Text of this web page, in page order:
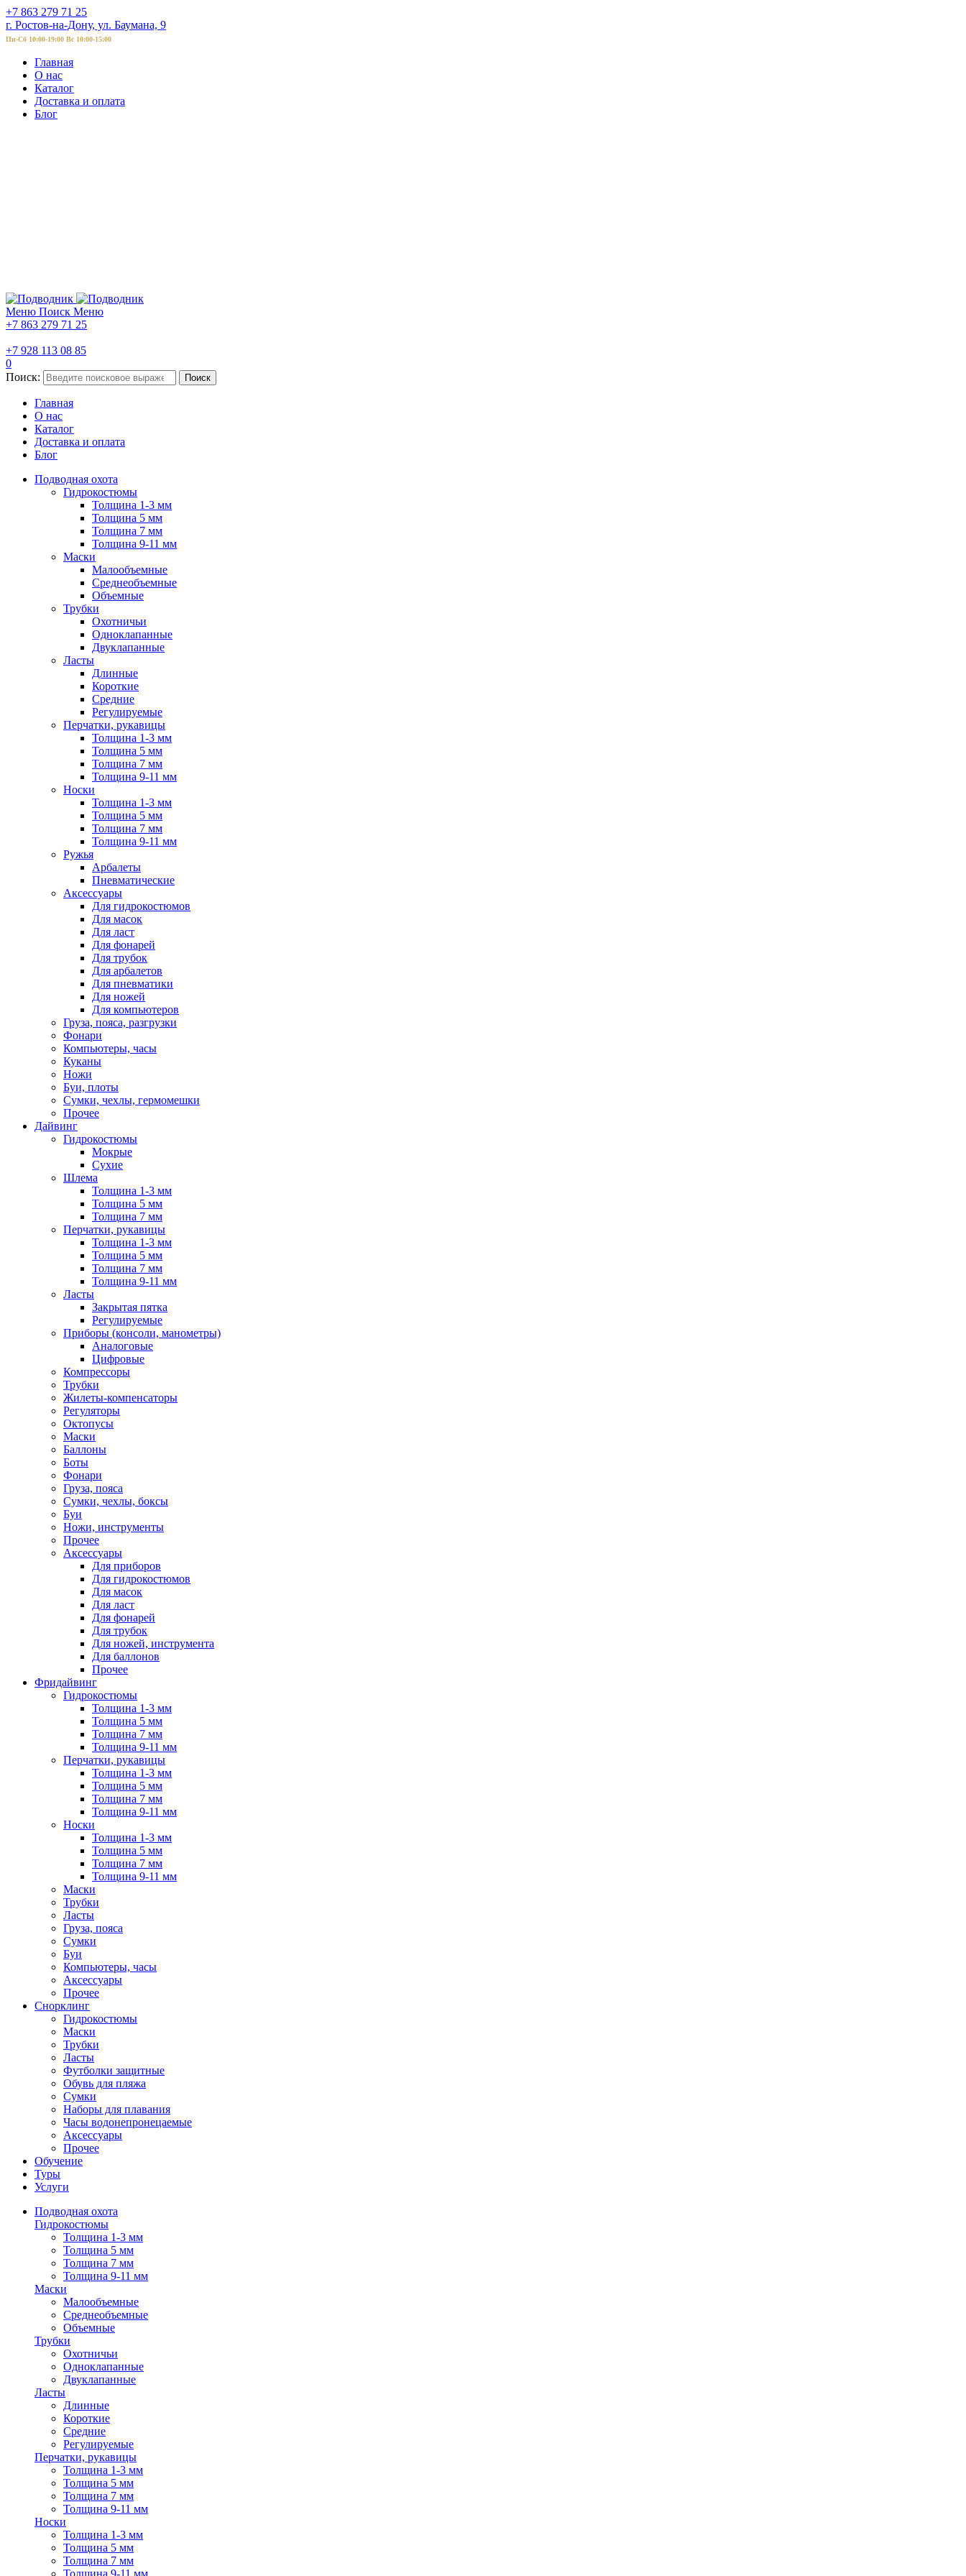
+7 863 279 71 25
г. Ростов-на-Дону, ул. Баумана, 9
Пн-Сб 10:00-19:00 Вс 10:00-15:00
Главная
О нас
Каталог
Доставка и оплата
Блог
Меню Поиск Меню
+7 863 279 71 25
+7 928 113 08 85
0
Поиск:
Поиск
Главная
О нас
Каталог
Доставка и оплата
Блог
Подводная охота
Гидрокостюмы
Толщина 1-3 мм
Толщина 5 мм
Толщина 7 мм
Толщина 9-11 мм
Маски
Малообъемные
Среднеобъемные
Объемные
Трубки
Охотничьи
Одноклапанные
Двуклапанные
Ласты
Длинные
Короткие
Средние
Регулируемые
Перчатки, рукавицы
Толщина 1-3 мм
Толщина 5 мм
Толщина 7 мм
Толщина 9-11 мм
Носки
Толщина 1-3 мм
Толщина 5 мм
Толщина 7 мм
Толщина 9-11 мм
Ружья
Арбалеты
Пневматические
Аксессуары
Для гидрокостюмов
Для масок
Для ласт
Для фонарей
Для трубок
Для арбалетов
Для пневматики
Для ножей
Для компьютеров
Груза, пояса, разгрузки
Фонари
Компьютеры, часы
Куканы
Ножи
Буи, плоты
Сумки, чехлы, гермомешки
Прочее
Дайвинг
Гидрокостюмы
Мокрые
Сухие
Шлема
Толщина 1-3 мм
Толщина 5 мм
Толщина 7 мм
Перчатки, рукавицы
Толщина 1-3 мм
Толщина 5 мм
Толщина 7 мм
Толщина 9-11 мм
Ласты
Закрытая пятка
Регулируемые
Приборы (консоли, манометры)
Аналоговые
Цифровые
Компрессоры
Трубки
Жилеты-компенсаторы
Регуляторы
Октопусы
Маски
Баллоны
Боты
Фонари
Груза, пояса
Сумки, чехлы, боксы
Буи
Ножи, инструменты
Прочее
Аксессуары
Для приборов
Для гидрокостюмов
Для масок
Для ласт
Для фонарей
Для трубок
Для ножей, инструмента
Для баллонов
Прочее
Фридайвинг
Гидрокостюмы
Толщина 1-3 мм
Толщина 5 мм
Толщина 7 мм
Толщина 9-11 мм
Перчатки, рукавицы
Толщина 1-3 мм
Толщина 5 мм
Толщина 7 мм
Толщина 9-11 мм
Носки
Толщина 1-3 мм
Толщина 5 мм
Толщина 7 мм
Толщина 9-11 мм
Маски
Трубки
Ласты
Груза, пояса
Сумки
Буи
Компьютеры, часы
Аксессуары
Прочее
Снорклинг
Гидрокостюмы
Маски
Трубки
Ласты
Футболки защитные
Обувь для пляжа
Сумки
Наборы для плавания
Часы водонепронецаемые
Аксессуары
Прочее
Обучение
Туры
Услуги
Подводная охота
Гидрокостюмы
Толщина 1-3 мм
Толщина 5 мм
Толщина 7 мм
Толщина 9-11 мм
Маски
Малообъемные
Среднеобъемные
Объемные
Трубки
Охотничьи
Одноклапанные
Двуклапанные
Ласты
Длинные
Короткие
Средние
Регулируемые
Перчатки, рукавицы
Толщина 1-3 мм
Толщина 5 мм
Толщина 7 мм
Толщина 9-11 мм
Носки
Толщина 1-3 мм
Толщина 5 мм
Толщина 7 мм
Толщина 9-11 мм